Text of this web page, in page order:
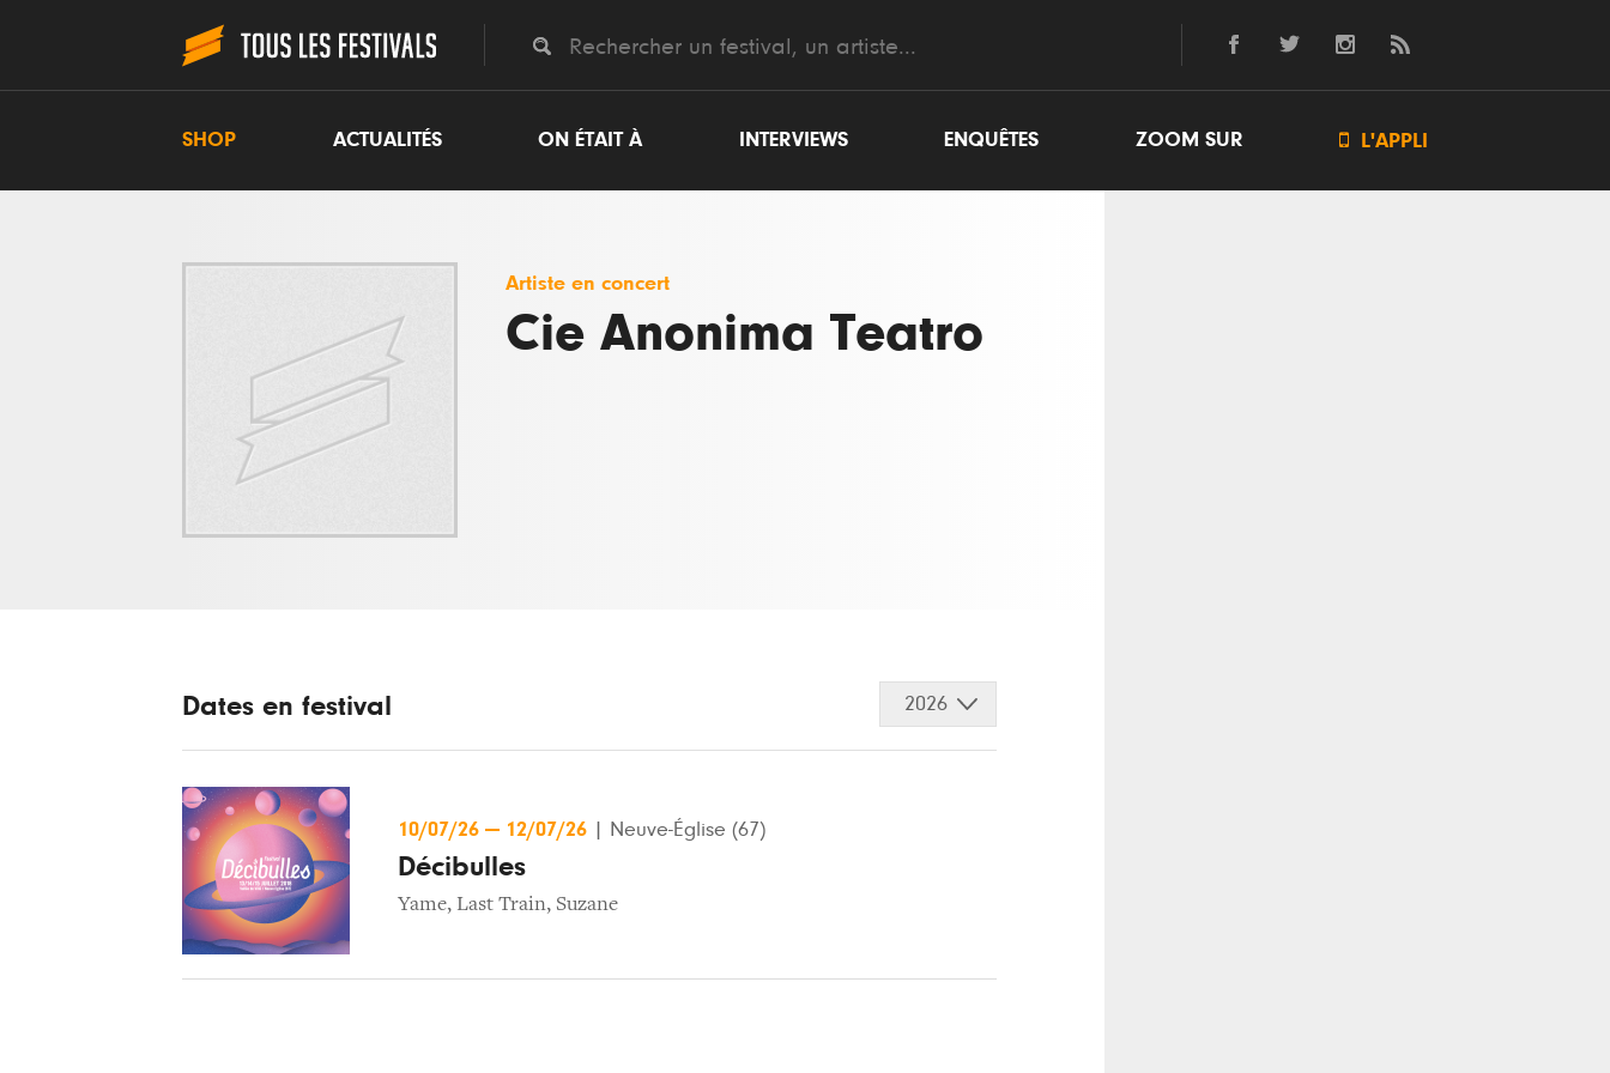
SHOP ACTUALITÉS ON ÉTAIT À INTERVIEWS ENQUÊTES ZOOM SUR  L'APPLI
Artiste en concert
Cie Anonima Teatro
Dates en festival 2026
10/07/26 — 12/07/26 Neuve-Église (67)
Décibulles
Yame, Last Train, Suzane